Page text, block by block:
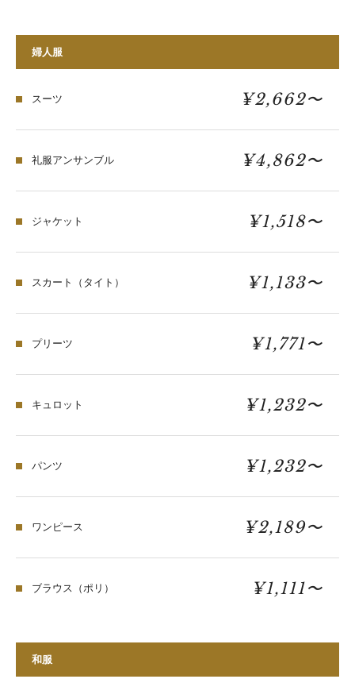
婦人服
スーツ ¥2,662〜
礼服アンサンブル ¥4,862〜
ジャケット ¥1,518〜
スカート（タイト） ¥1,133〜
プリーツ ¥1,771〜
キュロット ¥1,232〜
パンツ ¥1,232〜
ワンピース ¥2,189〜
ブラウス（ポリ） ¥1,111〜
和服